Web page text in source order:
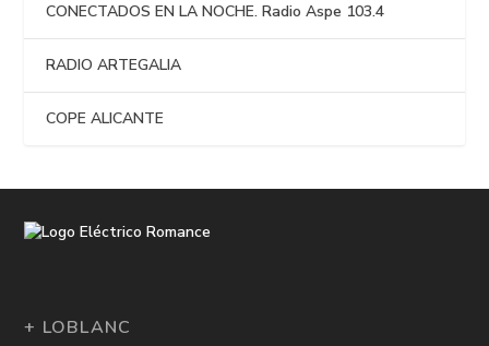
CONECTADOS EN LA NOCHE. Radio Aspe 103.4
RADIO ARTEGALIA
COPE ALICANTE
+ LOBLANC